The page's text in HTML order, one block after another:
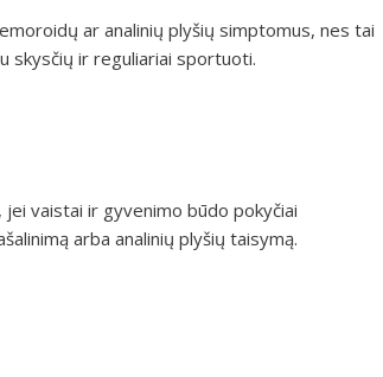
ar analinių plyšių simptomus, nes tai
skysčių ir reguliariai sportuoti.
vaistai ir gyvenimo būdo pokyčiai
arba analinių plyšių taisymą.